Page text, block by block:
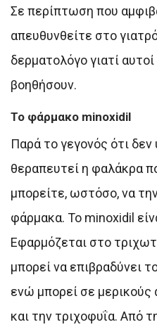
Σε περίπτωση που
απευθυνθείτε στο
δερματολόγο γιατί
βοηθήσουν.
Το φάρμακο minoxidil
Παρά το γεγονός ότι
θεραπευτεί η φαλάκρα
μπορείτε, ωστόσο, να
φάρμακα. Το minoxidil
Eφαρμόζεται στο
μπορεί να επιβραδύνει
ενώ μπορεί σε μερικούς
και την τριχοφυΐα. Από